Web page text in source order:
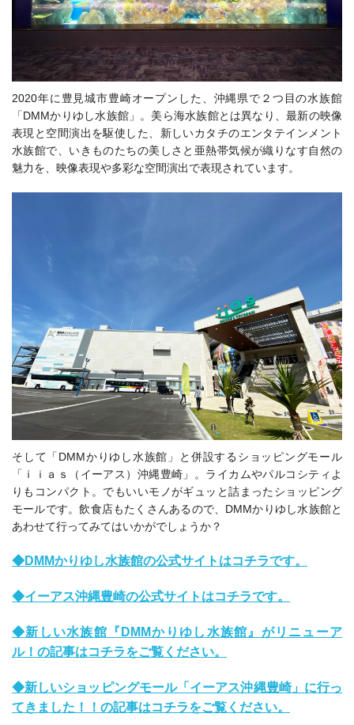
2020年に 豊見城市豊崎オープンした、沖縄県で２つ目の水族館
「DMMかりゆし水族館」。美ら海水族館とは異なり、最新の映像
表現と空間演出を駆使した、新しいカタチのエンタテインメント
水族館で、いきものたちの美しさと亜熱帯気候が織りなす自然の
魅力を、映像表現や多彩な空間演出で表現されています。
そして「DMMかりゆし水族館」と併設するショッピングモール
「ｉｉａｓ（イーアス）沖縄豊崎」。ライカムやパルコシティよ
りもコンパクト。でもいいモノがギュッと詰まったショッピング
モールです。飲食店もたくさんあるので、DMMかりゆし水族館と
あわせて行ってみてはいかがでしょうか？
◆DMMかりゆし水族館の公式サイトはコチラです。
◆イーアス沖縄豊崎の公式サイトはコチラです。
◆新しい水族館『DMMかりゆし水族館』がリニューア
ル！の記事はコチラをご覧ください。
◆新しいショッピングモール「イーアス沖縄豊崎」に行っ
てきました！！の記事はコチラをご覧ください。